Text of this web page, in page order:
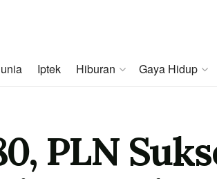
Iptek Hiburan Gaya Hidup
PLN